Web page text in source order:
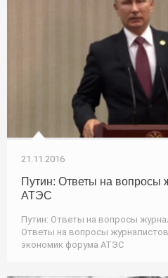
21.11.2016
Путин: Ответы на вопросы
АТЭС
Путин: Ответы на вопросы
Ответы на вопросы
экономик форума АТЭС